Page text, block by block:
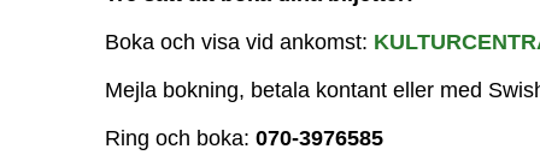
Boka och visa vid ankomst:
Mejla bokning, betala kontant eller med
Ring och boka: 070-3976585